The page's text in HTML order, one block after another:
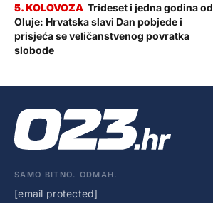
Trideset i jedna godina od
Oluje: Hrvatska slavi Dan pobjede i
prisjeća se veličanstvenog povratka
slobode
SAMO BITNO. ODMAH.
[email protected]